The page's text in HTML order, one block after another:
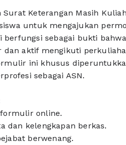
Keterangan Masih
untuk mengajukan
sebagai bukti
dan aktif mengikuti
ini khusus
sebagai ASN.
formulir online.
dan kelengkapan berkas.
berwenang.